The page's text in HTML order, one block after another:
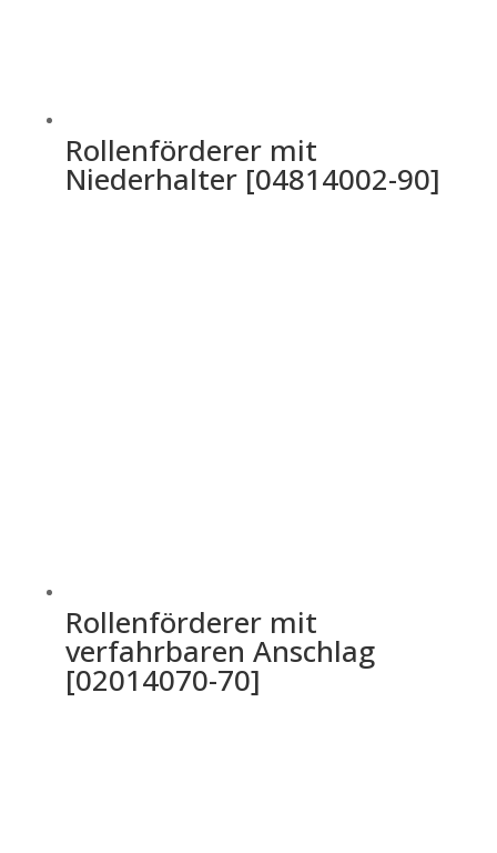
Rollenförderer mit
Niederhalter [04814002-90]
Rollenförderer mit
verfahrbaren Anschlag
[02014070-70]